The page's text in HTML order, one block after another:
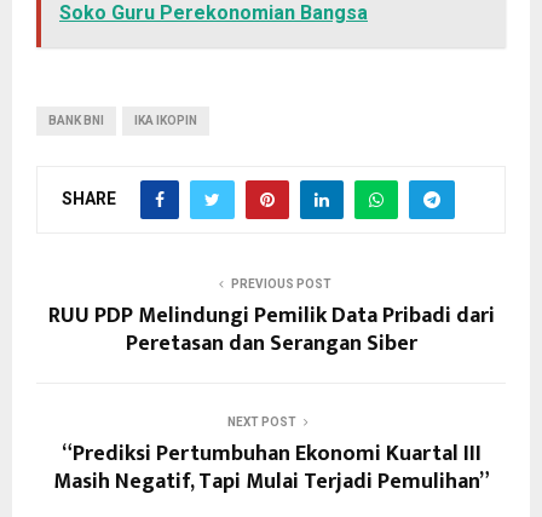
Soko Guru Perekonomian Bangsa
BANK BNI IKA IKOPIN
SHARE
PREVIOUS POST
RUU PDP Melindungi Pemilik Data Pribadi dari
Peretasan dan Serangan Siber
NEXT POST
“Prediksi Pertumbuhan Ekonomi Kuartal III
Masih Negatif, Tapi Mulai Terjadi Pemulihan”